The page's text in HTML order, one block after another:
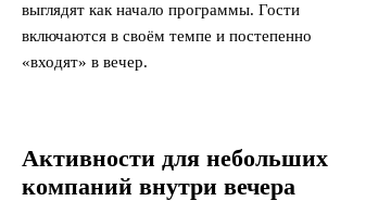
выглядят как начало программы. Гости
включаются в своём темпе и постепенно
«входят» в вечер.
Активности для небольших
компаний внутри вечера